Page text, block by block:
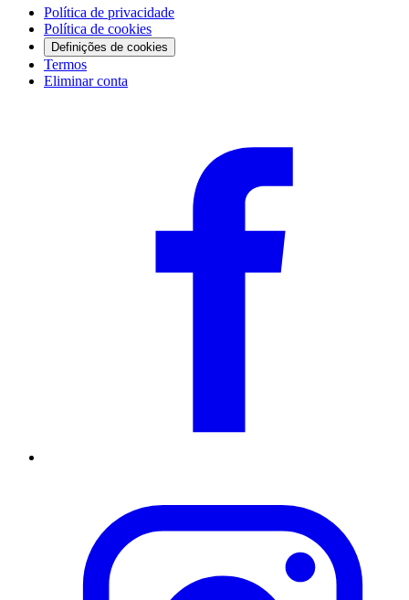
Política de privacidade
Política de cookies
Definições de cookies
Termos
Eliminar conta